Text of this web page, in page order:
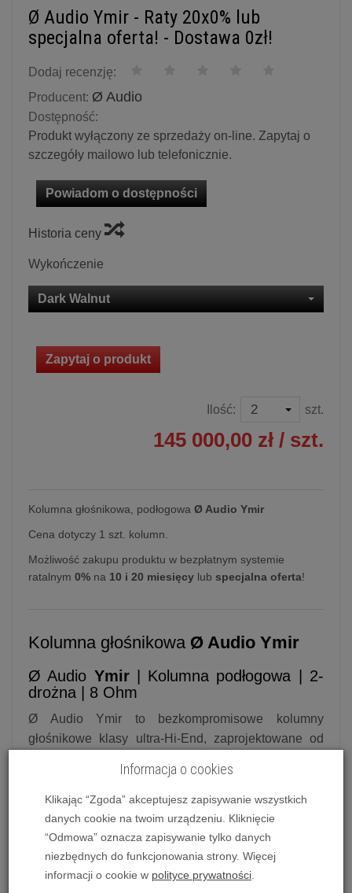
Ø Audio Ymir - Raty 20x0% lub
specjalna oferta! - Dostawa 0zł!
Dodaj recenzję:
Producent: Ø Audio
Dostępność:
Produkt wyłączony ze sprzedaży on-line. Zapytaj o
szczegóły mailowo lub telefonicznie.
Powiadom o dostępności
Historia ceny
Wykończenie
Dark Walnut
Zapytaj o produkt
Ilość: szt.
145 000,00 zł / szt.
Kolumna głośnikowa, podłogowa Ø Audio Ymir
Cena dotyczy 1 szt. kolumn.
Możliwość zakupu produktu w bezpłatnym systemie
ratalnym 0% na 10 i 20 miesięcy lub specjalna oferta!
Kolumna głośnikowa Ø Audio Ymir
Ø Audio Ymir| Kolumna podłogowa | 2-
drożna | 8 Ohm
Ø Audio Ymir to bezkompromisowe kolumny
głośnikowe klasy ultra-Hi-End, zaprojektowane od
brzmienia w rzeczywistych warunkach domowych.
Konstrukcja ta stanowi idealny balans pomiędzy
potężną dynamiką, wzorcową liniowością tonalną a
walorami użytkowymi. Każdy element wizualny tych
kolumn bezpośrednio wynika z ich struktury
wewnętrznej oraz założeń akustycznych. Ymir
Informacja o cookies
Klikając “Zgoda” akceptujesz zapisywanie wszystkich
danych cookie na twoim urządzeniu. Kliknięcie
“Odmowa” oznacza zapisywanie tylko danych
niezbędnych do funkcjonowania strony. Więcej
informacji o cookie w polityce prywatności.